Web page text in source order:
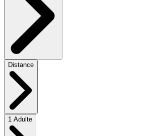
Distance
1 Adulte